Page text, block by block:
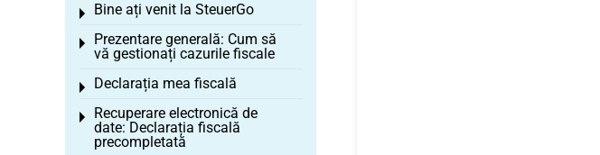
Bine ați venit la SteuerGo
Toggle menu
Prezentare generală: Cum să
vă gestionați cazurile fiscale
Toggle menu
Declarația mea fiscală
Toggle menu
Recuperare electronică de
date: Declarația fiscală
precompletată
Toggle menu